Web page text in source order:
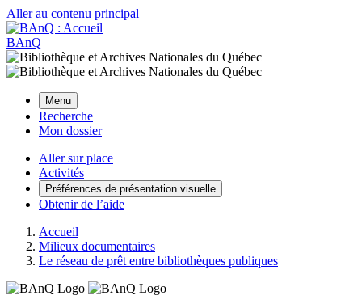
Aller au contenu principal
BAnQ
Menu
Recherche
Mon dossier
Aller sur place
Activités
Préférences de présentation visuelle
Obtenir de l’aide
Accueil
Milieux documentaires
Le réseau de prêt entre bibliothèques publiques